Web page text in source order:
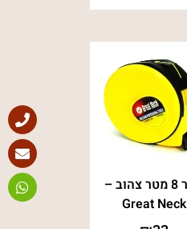
מטר 8 מטר צהוב –
Great Neck